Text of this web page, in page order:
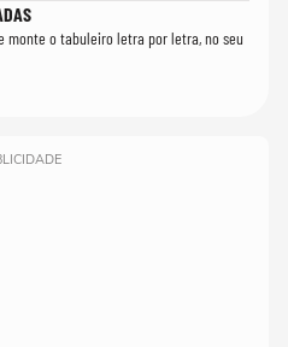
monte o tabuleiro letra por letra, no seu